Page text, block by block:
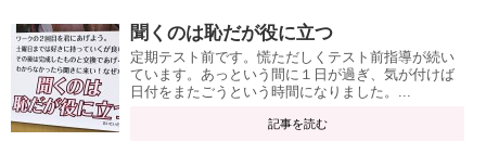
聞くのは恥だが役に立つ
定期テスト前です。慌ただしくテスト前指導が続い
ています。あっという間に１日が過ぎ、気が付けば
日付をまたごうという時間になりました。...
記事を読む